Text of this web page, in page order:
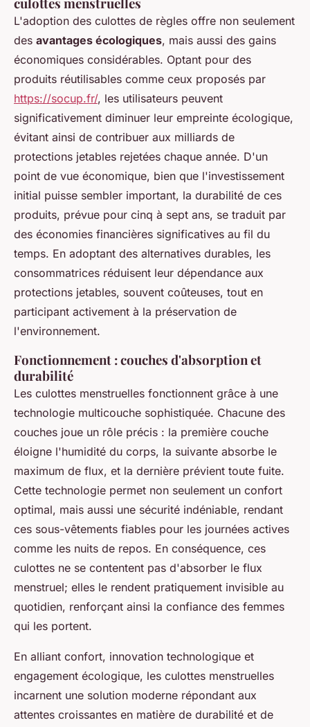
L'adoption des culottes de règles offre non seulement
des avantages écologiques, mais aussi des gains
économiques considérables. Optant pour des
produits réutilisables comme ceux proposés par
https://socup.fr/, les utilisateurs peuvent
significativement diminuer leur empreinte écologique,
évitant ainsi de contribuer aux milliards de
protections jetables rejetées chaque année. D'un
point de vue économique, bien que l'investissement
initial puisse sembler important, la durabilité de ces
produits, prévue pour cinq à sept ans, se traduit par
des économies financières significatives au fil du
temps. En adoptant des alternatives durables, les
consommatrices réduisent leur dépendance aux
protections jetables, souvent coûteuses, tout en
participant activement à la préservation de
l'environnement.
Fonctionnement : couches d'absorption et
durabilité
Les culottes menstruelles fonctionnent grâce à une
technologie multicouche sophistiquée. Chacune des
couches joue un rôle précis : la première couche
éloigne l'humidité du corps, la suivante absorbe le
maximum de flux, et la dernière prévient toute fuite.
Cette technologie permet non seulement un confort
optimal, mais aussi une sécurité indéniable, rendant
ces sous-vêtements fiables pour les journées actives
comme les nuits de repos. En conséquence, ces
culottes ne se contentent pas d'absorber le flux
menstruel; elles le rendent pratiquement invisible au
quotidien, renforçant ainsi la confiance des femmes
qui les portent.
En alliant confort, innovation technologique et
engagement écologique, les culottes menstruelles
incarnent une solution moderne répondant aux
attentes croissantes en matière de durabilité et de